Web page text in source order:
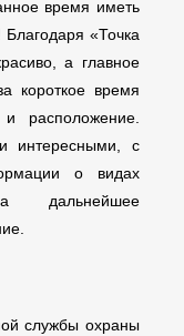
время иметь
Благодаря «Точка
а главное
короткое время
расположение.
интересными, с
о видах
дальнейшее
службы охраны